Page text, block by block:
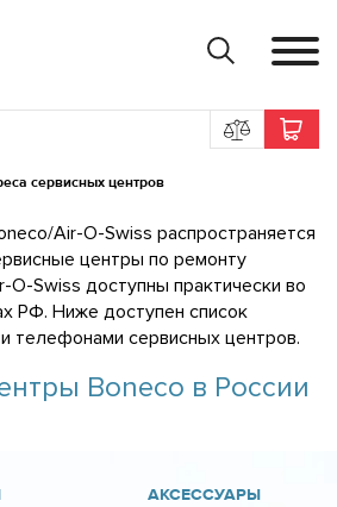
сервисных центров
Air-O-Swiss распространяется
центры по ремонту
O-Swiss доступны практически во
РФ. Ниже доступен список
телефонами сервисных центров.
Boneco в России
АКСЕССУАРЫ